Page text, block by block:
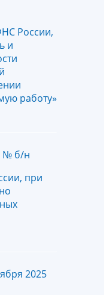
России,
и
работу»
№ б/н
при
2025